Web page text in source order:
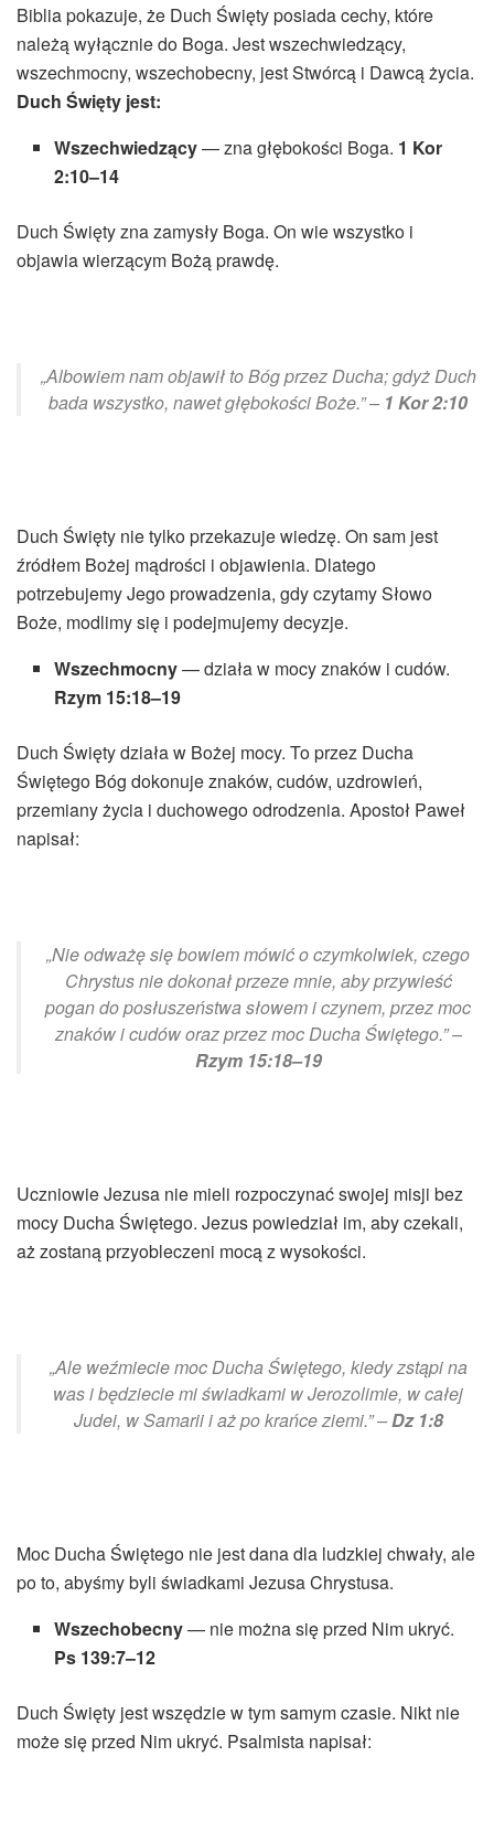
Biblia pokazuje, że Duch Święty posiada cechy, które
należą wyłącznie do Boga. Jest wszechwiedzący,
wszechmocny, wszechobecny, jest Stwórcą i Dawcą życia.
Duch Święty jest:
Wszechwiedzący— zna głębokości Boga. 1 Kor
2:10–14
Duch Święty zna zamysły Boga. On wie wszystko i
objawia wierzącym Bożą prawdę.
„Albowiem nam objawił to Bóg przez Ducha; gdyż Duch
bada wszystko, nawet głębokości Boże.” – 1 Kor 2:10
Duch Święty nie tylko przekazuje wiedzę. On sam jest
źródłem Bożej mądrości i objawienia. Dlatego
potrzebujemy Jego prowadzenia, gdy czytamy Słowo
Boże, modlimy się i podejmujemy decyzje.
Wszechmocny— działa w mocy znaków i cudów.
Rzym 15:18–19
Duch Święty działa w Bożej mocy. To przez Ducha
Świętego Bóg dokonuje znaków, cudów, uzdrowień,
przemiany życia i duchowego odrodzenia. Apostoł Paweł
napisał:
„Nie odważę się bowiem mówić o czymkolwiek, czego
Chrystus nie dokonał przeze mnie, aby przywieść
pogan do posłuszeństwa słowem i czynem, przez moc
znaków i cudów oraz przez moc Ducha Świętego.” –
Rzym 15:18–19
Uczniowie Jezusa nie mieli rozpoczynać swojej misji bez
mocy Ducha Świętego. Jezus powiedział im, aby czekali,
aż zostaną przyobleczeni mocą z wysokości.
„Ale weźmiecie moc Ducha Świętego, kiedy zstąpi na
was i będziecie mi świadkami w Jerozolimie, w całej
Judei, w Samarii i aż po krańce ziemi.” –Dz 1:8
Moc Ducha Świętego nie jest dana dla ludzkiej chwały, ale
po to, abyśmy byli świadkami Jezusa Chrystusa.
Wszechobecny— nie można się przed Nim ukryć.
Ps 139:7–12
Duch Święty jest wszędzie w tym samym czasie. Nikt nie
może się przed Nim ukryć. Psalmista napisał: